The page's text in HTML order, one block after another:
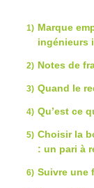
Marque
ingénieurs
Notes de
Quand le
Qu’est ce
Choisir la
: un pari à
Suivre une